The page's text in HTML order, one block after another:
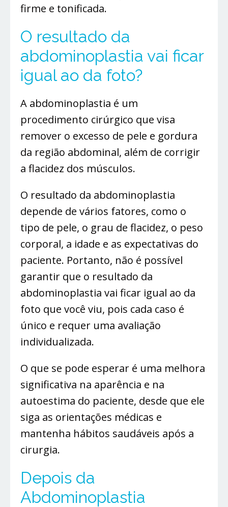
firme e tonificada.
O resultado da
abdominoplastia vai ficar
igual ao da foto?
A abdominoplastia é um
procedimento cirúrgico que visa
remover o excesso de pele e gordura
da região abdominal, além de corrigir
a flacidez dos músculos.
O resultado da abdominoplastia
depende de vários fatores, como o
tipo de pele, o grau de flacidez, o peso
corporal, a idade e as expectativas do
paciente. Portanto, não é possível
garantir que o resultado da
abdominoplastia vai ficar igual ao da
foto que você viu, pois cada caso é
único e requer uma avaliação
individualizada.
O que se pode esperar é uma melhora
significativa na aparência e na
autoestima do paciente, desde que ele
siga as orientações médicas e
mantenha hábitos saudáveis após a
cirurgia.
Depois da
Abdominoplastia